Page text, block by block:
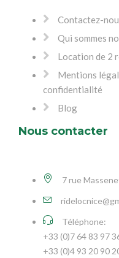
Contactez-
Qui sommes
Location de 2
Mentions
confidentialité
Blog
Nous contacter
7 rue
Téléphone:
+33 (0)7 64 83 97
+33 (0)4 93 20 90